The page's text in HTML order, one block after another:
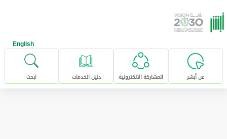
تخطى للإنتقال إلى المحتوى الرئيسي
English
عن أبشر المشاركة الالكترونية دليل الخدمات ابحث